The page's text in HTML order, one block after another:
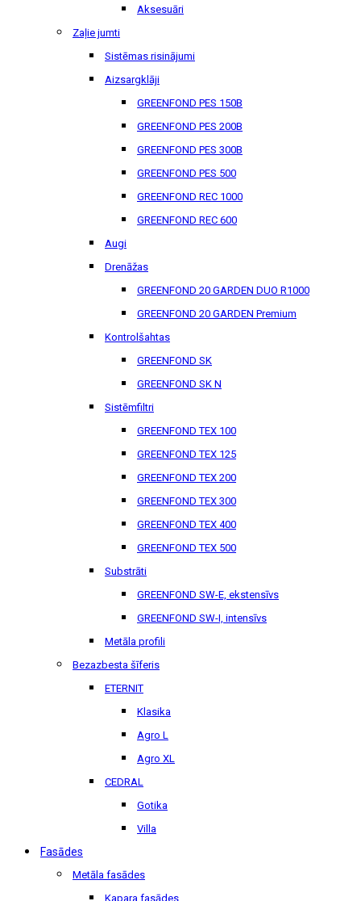
Aksesuāri
Zaļie jumti
Sistēmas risinājumi
Aizsargklāji
GREENFOND PES 150B
GREENFOND PES 200B
GREENFOND PES 300B
GREENFOND PES 500
GREENFOND REC 1000
GREENFOND REC 600
Augi
Drenāžas
GREENFOND 20 GARDEN DUO R1000
GREENFOND 20 GARDEN Premium
Kontrolšahtas
GREENFOND SK
GREENFOND SK N
Sistēmfiltri
GREENFOND TEX 100
GREENFOND TEX 125
GREENFOND TEX 200
GREENFOND TEX 300
GREENFOND TEX 400
GREENFOND TEX 500
Substrāti
GREENFOND SW-E, ekstensīvs
GREENFOND SW-I, intensīvs
Metāla profili
Bezazbesta šīferis
ETERNIT
Klasika
Agro L
Agro XL
CEDRAL
Gotika
Villa
Fasādes
Metāla fasādes
Kapara fasādes